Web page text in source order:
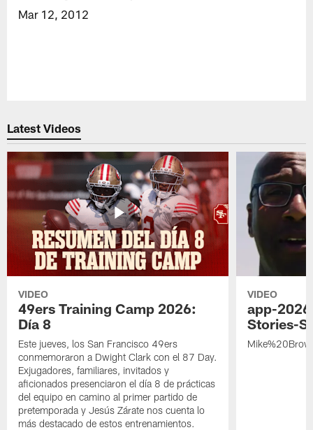
Mar 12, 2012
Latest Videos
VIDEO
49ers Training Camp 2026:
Día 8
Este jueves, los San Francisco 49ers
conmemoraron a Dwight Clark con el 87 Day.
Exjugadores, familiares, invitados y
aficionados presenciaron el día 8 de prácticas
del equipo en camino al primer partido de
pretemporada y Jesús Zárate nos cuenta lo
más destacado de estos entrenamientos.
VIDEO
app-
Stories-